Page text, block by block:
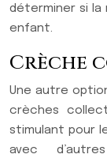
déterminer si la
enfant.
Crèche
Une autre
crèches
stimulant pour
avec